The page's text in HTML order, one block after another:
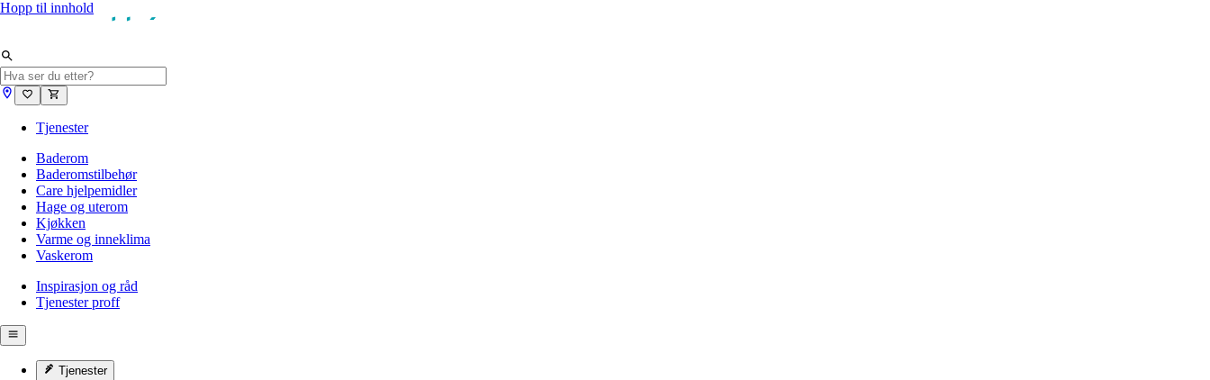
Hopp til innhold
Tjenester
Baderom
Baderomstilbehør
Care hjelpemidler
Hage og uterom
Kjøkken
Varme og inneklima
Vaskerom
Inspirasjon og råd
Tjenester proff
Tjenester